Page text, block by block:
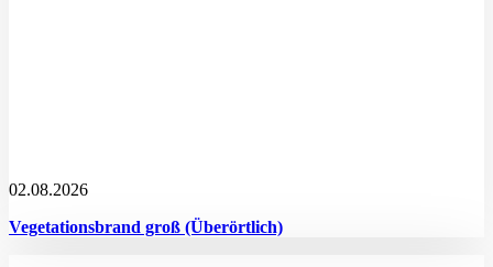
02.08.2026
Vegetationsbrand groß (Überörtlich)